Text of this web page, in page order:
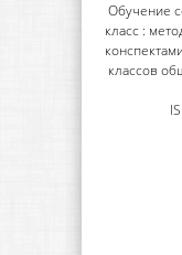
Обучение
класс :
классов